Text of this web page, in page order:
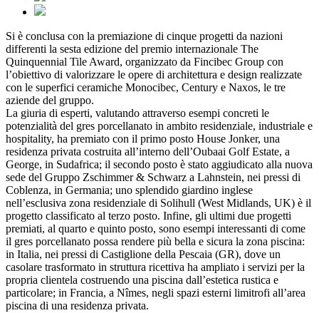
Si è conclusa con la premiazione di cinque progetti da nazioni
differenti la sesta edizione del premio internazionale The
Quinquennial Tile Award, organizzato da Fincibec Group con
l’obiettivo di valorizzare le opere di architettura e design realizzate
con le superfici ceramiche Monocibec, Century e Naxos, le tre
aziende del gruppo.
La giuria di esperti, valutando attraverso esempi concreti le
potenzialità del gres porcellanato in ambito residenziale, industriale e
hospitality, ha premiato con il primo posto House Jonker, una
residenza privata costruita all’interno dell’Oubaai Golf Estate, a
George, in Sudafrica; il secondo posto è stato aggiudicato alla nuova
sede del Gruppo Zschimmer & Schwarz a Lahnstein, nei pressi di
Coblenza, in Germania; uno splendido giardino inglese
nell’esclusiva zona residenziale di Solihull (West Midlands, UK) è il
progetto classificato al terzo posto. Infine, gli ultimi due progetti
premiati, al quarto e quinto posto, sono esempi interessanti di come
il gres porcellanato possa rendere più bella e sicura la zona piscina:
in Italia, nei pressi di Castiglione della Pescaia (GR), dove un
casolare trasformato in struttura ricettiva ha ampliato i servizi per la
propria clientela costruendo una piscina dall’estetica rustica e
particolare; in Francia, a Nîmes, negli spazi esterni limitrofi all’area
piscina di una residenza privata.